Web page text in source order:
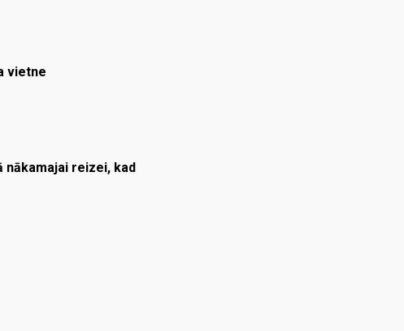
vietne
nākamajai reizei, kad